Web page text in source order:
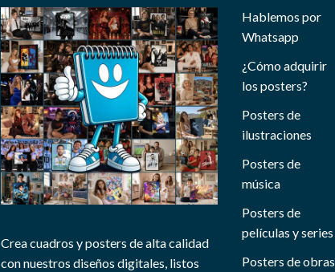
Crea cuadros y posters de alta calidad
con nuestros diseños digitales, listos
Hablemos por
Whatsapp
¿Cómo adquirir
los posters?
Posters de
ilustraciones
Posters de
música
Posters de
películas y series
Posters de obras